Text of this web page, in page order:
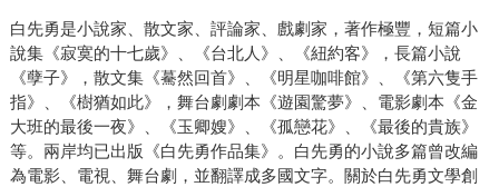
白先勇是小說家、散文家、評論家、戲劇家，著作極豐，短篇小
說集《寂寞的十七歲》、《台北人》、《紐約客》，長篇小說
《孽子》，散文集《驀然回首》、《明星咖啡館》、《第六隻手
指》、《樹猶如此》，舞台劇劇本《遊園驚夢》、電影劇本《金
大班的最後一夜》、《玉卿嫂》、《孤戀花》、《最後的貴族》
等。兩岸均已出版《白先勇作品集》。白先勇的小說多篇曾改編
為電影、電視、舞台劇，並翻譯成多國文字。關於白先勇文學創